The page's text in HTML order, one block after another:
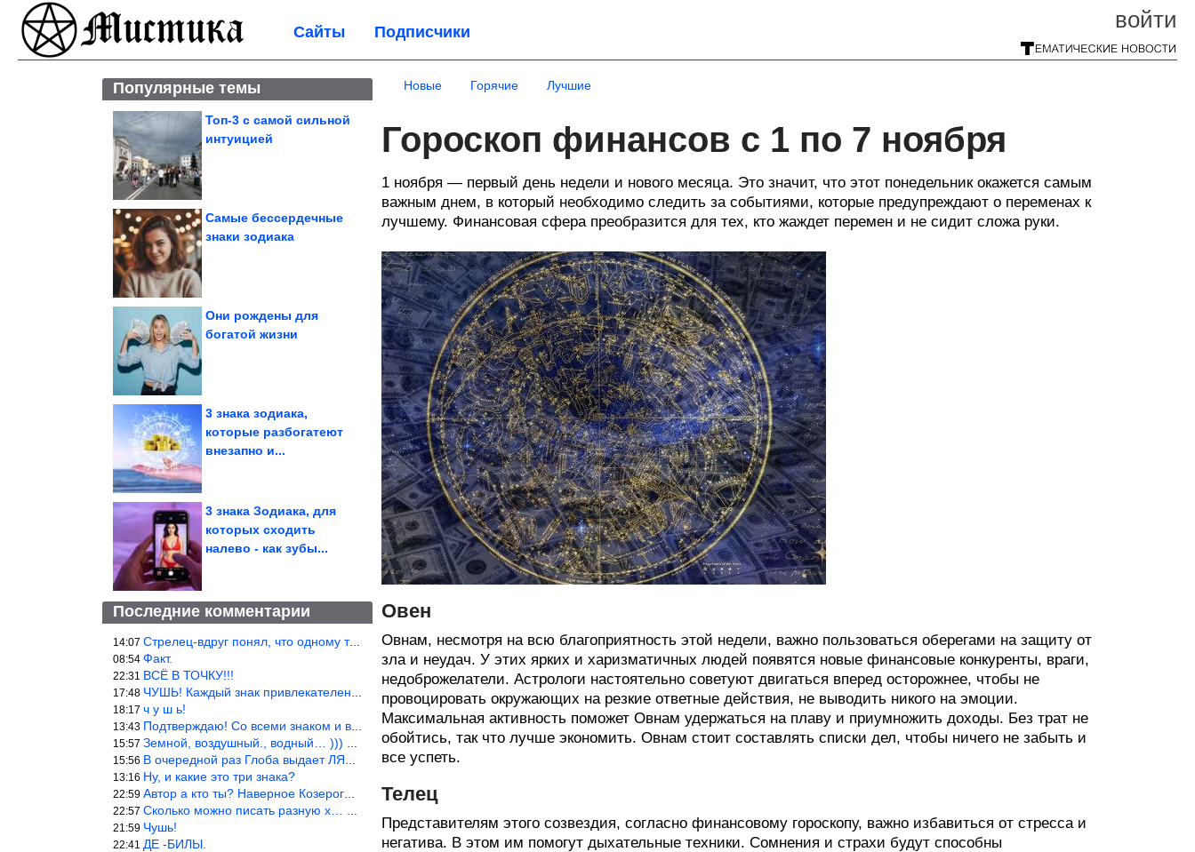
войти
Сайты Подписчики
Популярные темы
Топ-3 с самой сильной
интуицией
Самые бессердечные
знаки зодиака
Они рождены для
богатой жизни
3 знака зодиака,
которые разбогатеют
внезапно и...
3 знака Зодиака, для
которых сходить
налево - как зубы...
Последние комментарии
14:07 Стрелец-вдруг понял, что одному то и жить легче.
08:54 Факт.
22:31 ВСЁ В ТОЧКУ!!!
17:48 ЧУШЬ! Каждый знак привлекателен! И среди Весов, Близнецов встреч
18:17 ч у ш ь!
13:43 Подтверждаю! Со всеми знаком и все одиноки и Я )))
15:57 Земной, воздушный., водный… ))) выбери сам трех из 9 )))
15:56 В очередной раз Глоба выдает ЛЯП! А корректоры, редакторы пропус
13:16 Ну, и какие это три знака?
22:59 Автор а кто ты? Наверное Козерог… Рога жена Рыба наставила ))
22:57 Сколько можно писать разную х… йню? Автор что то обкурился?
21:59 Чушь!
22:41 ДЕ -БИЛЫ.
Новые Горячие Лучшие
Гороскоп финансов с 1 по 7 ноября
1 ноября — первый день недели и нового месяца. Это значит, что этот понедельник окажется самым
важным днем, в который необходимо следить за событиями, которые предупреждают о переменах к
лучшему. Финансовая сфера преобразится для тех, кто жаждет перемен и не сидит сложа руки.
Овен
Овнам, несмотря на всю благоприятность этой недели, важно пользоваться оберегами на защиту от
зла и неудач. У этих ярких и харизматичных людей появятся новые финансовые конкуренты, враги,
недоброжелатели. Астрологи настоятельно советуют двигаться вперед осторожнее, чтобы не
провоцировать окружающих на резкие ответные действия, не выводить никого на эмоции.
Максимальная активность поможет Овнам удержаться на плаву и приумножить доходы. Без трат не
обойтись, так что лучше экономить. Овнам стоит составлять списки дел, чтобы ничего не забыть и
все успеть.
Телец
Представителям этого созвездия, согласно финансовому гороскопу, важно избавиться от стресса и
негатива. В этом им помогут дыхательные техники. Сомнения и страхи будут способны